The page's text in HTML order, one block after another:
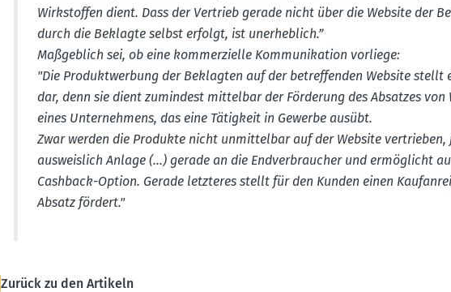
Wirkstoffen dient. Dass der Vertrieb gerade nicht über die Website der
durch die Beklagte selbst erfolgt, ist unerheblich.”
Maßgeblich sei, ob eine kommer­zielle Kommu­ni­kation vorliege:
"Die Produkt­werbung der Beklagten auf der betref­fenden Website
dar, denn sie dient zumindest mittelbar der Förderung des Absatzes von
eines Unter­nehmens, das eine Tätigkeit in Gewerbe ausübt.
Zwar werden die Produkte nicht unmit­telbar auf der Website
ausweislich Anlage (…) gerade an die Endver­braucher und ermög­licht
Cashback-Option. Gerade letzteres stellt für den Kunden einen
Absatz fördert."
Zurück zu den Artikeln